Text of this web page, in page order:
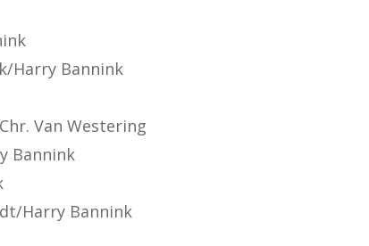
Harry Bannink
Van Westering
Bannink
Harry Bannink